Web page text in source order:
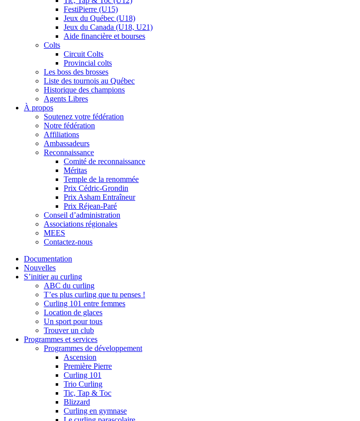
FestiPierre (U15)
Jeux du Québec (U18)
Jeux du Canada (U18, U21)
Aide financière et bourses
Colts
Circuit Colts
Provincial colts
Les boss des brosses
Liste des tournois au Québec
Historique des champions
Agents Libres
À propos
Soutenez votre fédération
Notre fédération
Affiliations
Ambassadeurs
Reconnaissance
Comité de reconnaissance
Méritas
Temple de la renommée
Prix Cédric-Grondin
Prix Asham Entraîneur
Prix Réjean-Paré
Conseil d’administration
Associations régionales
MEES
Contactez-nous
Documentation
Nouvelles
S’initier au curling
ABC du curling
T’es plus curling que tu penses !
Curling 101 entre femmes
Location de glaces
Un sport pour tous
Trouver un club
Programmes et services
Programmes de développement
Ascension
Première Pierre
Curling 101
Trio Curling
Tic, Tap & Toc
Blizzard
Curling en gymnase